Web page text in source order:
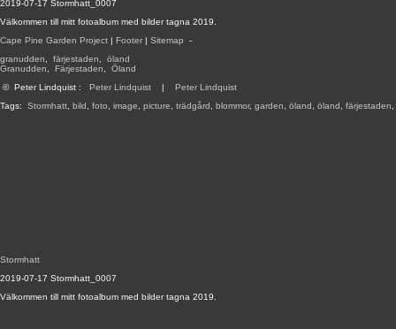
2019-07-17 Stormhatt_0007
Välkommen till mitt fotoalbum med bilder tagna 2019.
Cape Pine Garden Project | Footer | Sitemap -
granudden
färjestaden
öland
Granudden
Färjestaden
Öland
© Peter Lindquist : Peter Lindquist | Peter Lindquist
Tags: Stormhatt bild foto image picture trädgård blommor, garden öland öland färjestaden
Stormhatt
2019-07-17 Stormhatt_0007
Välkommen till mitt fotoalbum med bilder tagna 2019.